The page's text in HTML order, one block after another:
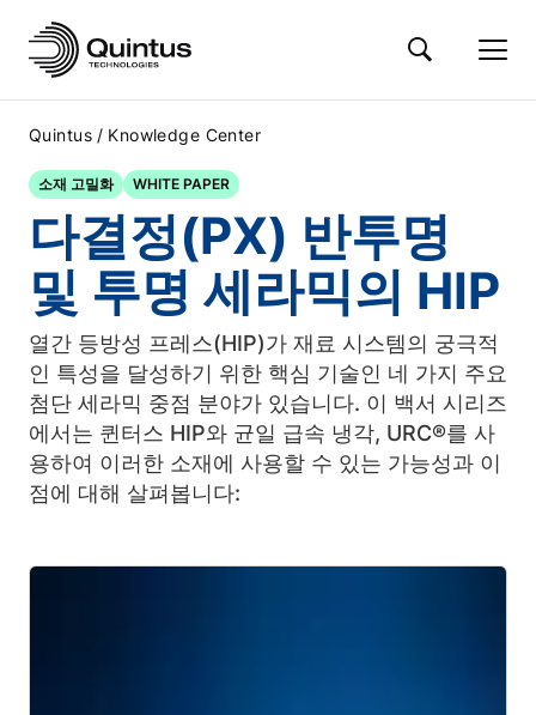
Quintus / Knowledge Center
소재 고밀화 WHITE PAPER
다결정(PX) 반투명
및 투명 세라믹의 HIP
열간 등방성 프레스(HIP)가 재료 시스템의 궁극적
인 특성을 달성하기 위한 핵심 기술인 네 가지 주요
첨단 세라믹 중점 분야가 있습니다. 이 백서 시리즈
에서는 퀸터스 HIP와 균일 급속 냉각, URC®를 사
용하여 이러한 소재에 사용할 수 있는 가능성과 이
점에 대해 살펴봅니다: